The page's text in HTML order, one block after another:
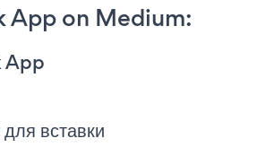
App on Medium:
App
вставки